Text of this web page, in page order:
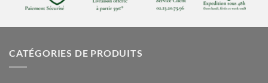
CATÉGORIES DE PRODUITS